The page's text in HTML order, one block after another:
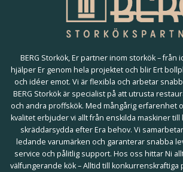
BERG Storkök, Er partner inom storkök – från
hjälper Er genom hela projektet och blir Ert
och idéer emot. Vi är flexibla och arbetar
BERG Storkök är specialist på att utrusta
och andra proffskök. Med mångårig erfarenhet
kvalitet erbjuder vi allt från enskilda maskiner till
skräddarsydda efter Era behov. Vi
ledande varumärken och garanterar snabba
service och pålitlig support. Hos oss hittar Ni
välfungerande kök – Alltid till konkurrenskraftiga